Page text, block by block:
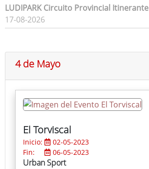
LUDIPARK Circuito Provincial Itinerante
17-08-2026
4 de Mayo
El Torviscal
Inicio:
02-05-2023
Fin:
06-05-2023
Urban Sport